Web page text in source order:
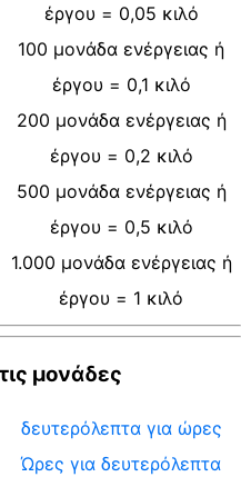
έργου = 0,05 κιλό
100 μονάδα ενέργειας ή
έργου = 0,1 κιλό
200 μονάδα ενέργειας ή
έργου = 0,2 κιλό
500 μονάδα ενέργειας ή
έργου = 0,5 κιλό
1.000 μονάδα ενέργειας ή
έργου = 1 κιλό
μονάδες
δευτερόλεπτα για ώρες
Ώρες για δευτερόλεπτα